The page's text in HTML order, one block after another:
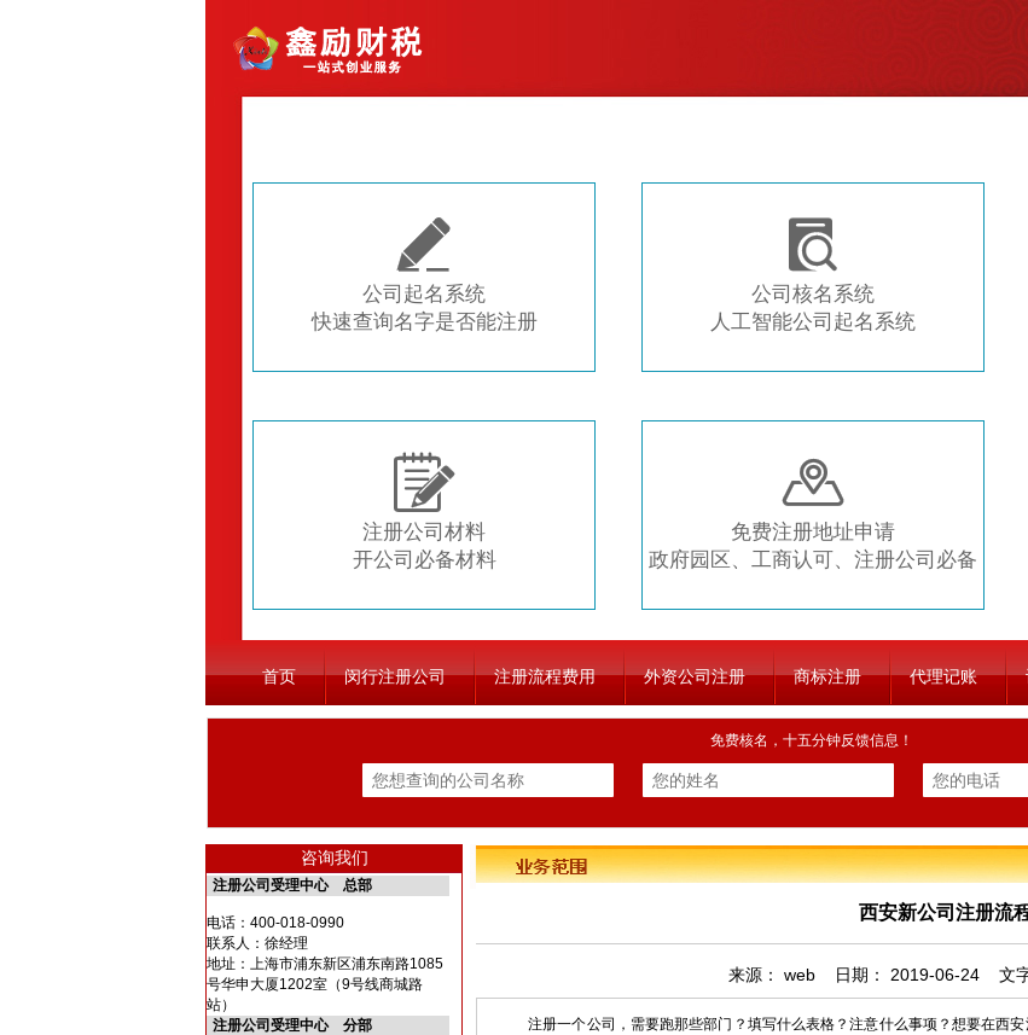

公司起名系统
快速查询名字是否能注册

公司核名系统
人工智能公司起名系统

注册公司材料
开公司必备材料

免费注册地址申请
政府园区、工商认可、注册公司必备
首页 闵行注册公司 注册流程费用 外资公司注册 商标注册 代理记账
免费核名，十五分钟反馈信息！
咨询我们
注册公司受理中心 总部
电话： 400-018-0990
联系人：徐经理
地址：上海市浦东新区浦东南路1085
号华申大厦1202室（9号线商城路
站）
注册公司受理中心 分部
西安新公司注册流
来源： web 日期： 2019-06-24 文
注册一个公司，需要跑那些部门？填写什么表格？注意什么事项？想要在西安